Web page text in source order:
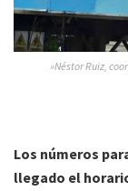
»Néstor Ruiz,
Los números
llegado el